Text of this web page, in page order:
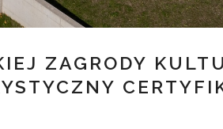
ZAGRODY